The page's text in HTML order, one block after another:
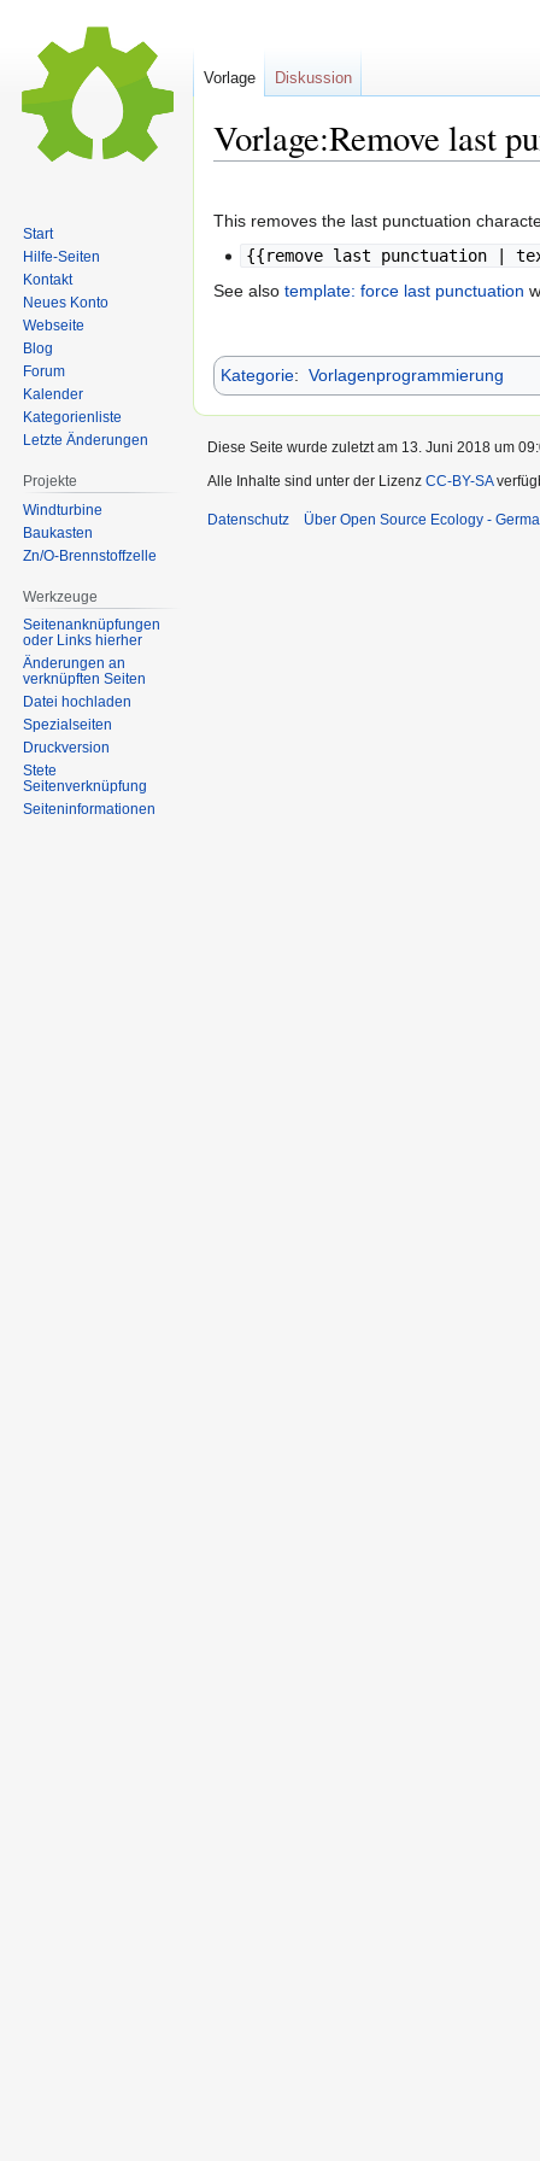
Vorlage:Remove last
Navigation
springen
Suche
springen
This removes the last punctuation
{{remove last punctuation |
See also template: force last punctuation
Kategorie: Vorlagenprogrammierung
Vorlage Diskussion
Start
Hilfe-Seiten
Kontakt
Neues Konto
Webseite
Blog
Forum
Kalender
Kategorienliste
Letzte Änderungen
Projekte
Windturbine
Baukasten
Zn/O-Brennstoffzelle
Werkzeuge
Seitenanknüpfungen
oder Links hierher
Änderungen an
verknüpften Seiten
Datei hochladen
Spezialseiten
Druckversion
Stete
Seitenverknüpfung
Seiten­informationen
Diese Seite wurde zuletzt am 13. Juni 2018 um
Alle Inhalte sind unter der Lizenz CC-BY-SA
Datenschutz Über Open Source Ecology -